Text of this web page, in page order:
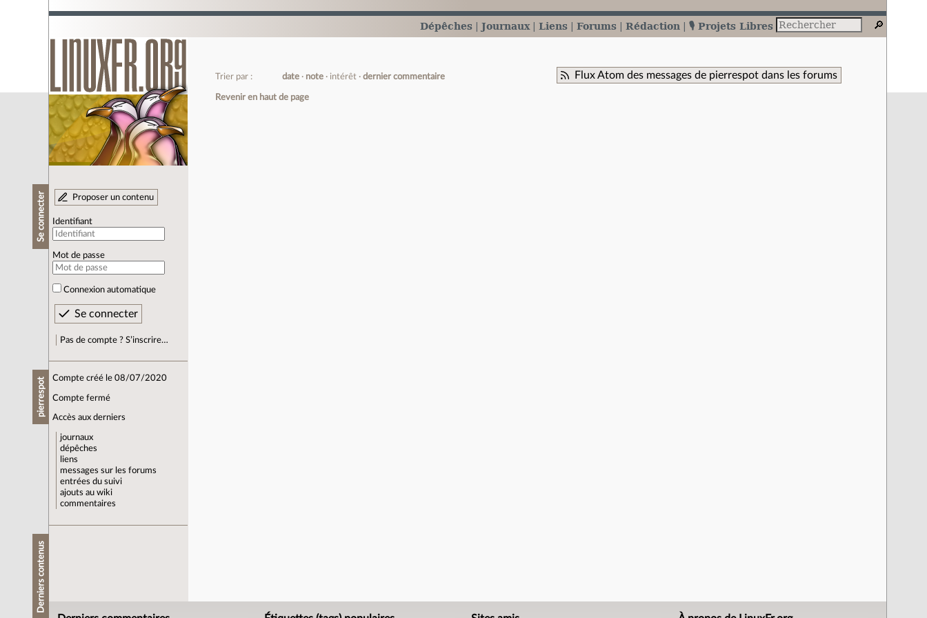
Dépêches Journaux Liens Forums Rédaction 🎙️ Projets Libres
Se connecter Proposer un contenu
Identifiant
Mot de passe
Connexion automatique
Pas de compte ? S’inscrire…
pierrespot Compte créé le 08/07/2020
Compte fermé
Accès aux derniers
journaux
dépêches
liens
messages sur les forums
entrées du suivi
ajouts au wiki
commentaires
Derniers contenus
Flux Atom des messages de pierrespot dans les forums
Trier par : date note intérêt dernier commentaire
Revenir en haut de page